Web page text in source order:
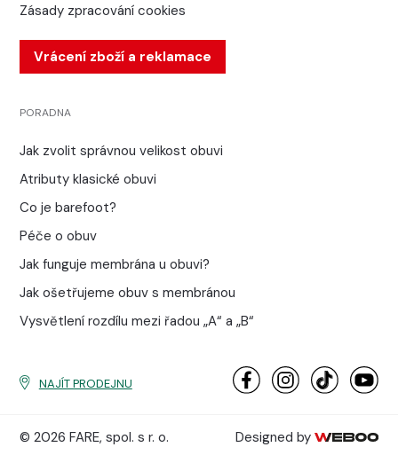
Zásady zpracování cookies
Vrácení zboží a reklamace
PORADNA
Jak zvolit správnou velikost obuvi
Atributy klasické obuvi
Co je barefoot?
Péče o obuv
Jak funguje membrána u obuvi?
Jak ošetřujeme obuv s membránou
Vysvětlení rozdílu mezi řadou „A“ a „B“
NAJÍT PRODEJNU
© 2026 FARE, spol. s r. o. Designed by